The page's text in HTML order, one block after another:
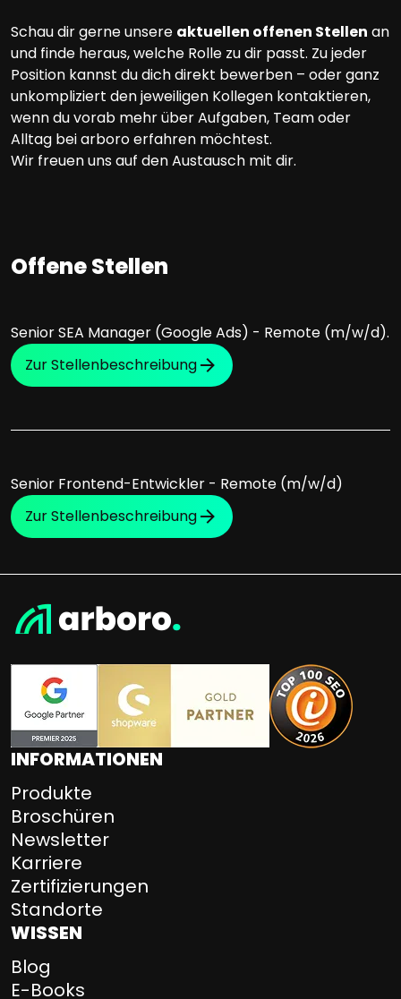
Schau dir gerne unsere aktuellen offenen Stellen an
und finde heraus, welche Rolle zu dir passt. Zu jeder
Position kannst du dich direkt bewerben – oder ganz
unkompliziert den jeweiligen Kollegen kontaktieren,
wenn du vorab mehr über Aufgaben, Team oder
Alltag bei arboro erfahren möchtest.
Wir freuen uns auf den Austausch mit dir.
Offene Stellen
Senior SEA Manager (Google Ads) - Remote (m/w/d).
Zur Stellenbeschreibung
Senior Frontend-Entwickler - Remote (m/w/d)
Zur Stellenbeschreibung
INFORMATIONEN
Produkte
Broschüren
Newsletter
Karriere
Zertifizierungen
Standorte
WISSEN
Blog
E-Books